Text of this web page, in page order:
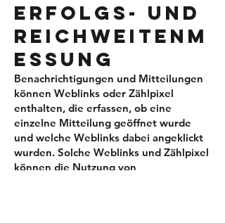
ERFOLGS- UND
REICHWEITENM
ESSUNG
Benachrichtigungen und Mitteilungen
können Weblinks oder Zählpixel
enthalten, die erfassen, ob eine
einzelne Mitteilung geöffnet wurde
und welche Weblinks dabei angeklickt
wurden. Solche Weblinks und Zählpixel
können die Nutzung von